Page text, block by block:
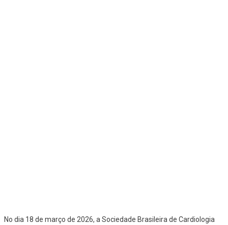
No dia 18 de março de 2026, a Sociedade Brasileira de Cardiologia